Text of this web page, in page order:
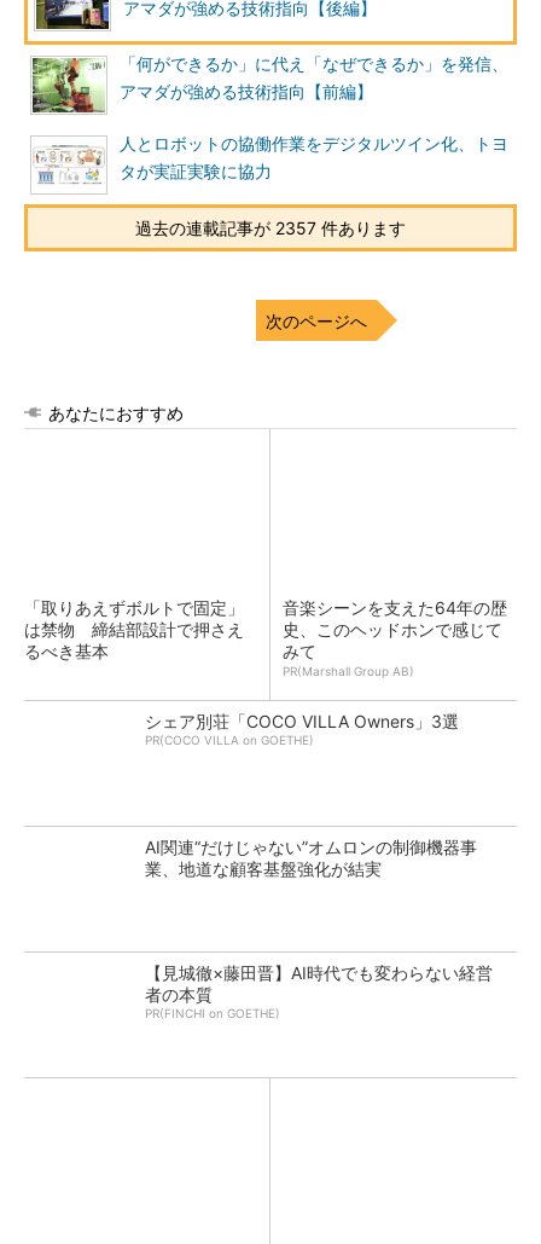
アマダが強める技術指向【後編】
「何ができるか」に代え「なぜできるか」を発信、
アマダが強める技術指向【前編】
人とロボットの協働作業をデジタルツイン化、トヨ
タが実証実験に協力
過去の連載記事が 2357 件あります
次のページへ
あなたにおすすめ
「取りあえずボルトで固定」
は禁物 締結部設計で押さえ
るべき基本
音楽シーンを支えた64年の歴
史、このヘッドホンで感じて
みて
PR(Marshall Group AB)
シェア別荘「COCO VILLA Owners」3選
PR(COCO VILLA on GOETHE)
AI関連“だけじゃない”オムロンの制御機器事
業、地道な顧客基盤強化が結実
【見城徹×藤田晋】AI時代でも変わらない経営
者の本質
PR(FINCHI on GOETHE)